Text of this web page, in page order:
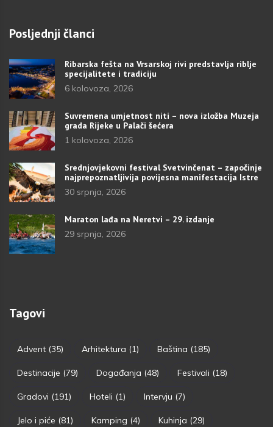
Posljednji članci
Ribarska fešta na Vrsarskoj rivi predstavlja riblje
specijalitete i tradiciju
6 kolovoza, 2026
Suvremena umjetnost niti – nova izložba Muzeja
grada Rijeke u Palači šećera
1 kolovoza, 2026
Srednjovjekovni festival Svetvinčenat – započinje
najprepoznatljivija povijesna manifestacija Istre
30 srpnja, 2026
Maraton lađa na Neretvi – 29. izdanje
29 srpnja, 2026
Tagovi
Advent (35) Arhitektura (1) Baština (185)
Destinacije (79) Događanja (48) Festivali (18)
Gradovi (191) Hoteli (1) Intervju (7)
Jelo i piće (81) Kamping (4) Kuhinja (29)